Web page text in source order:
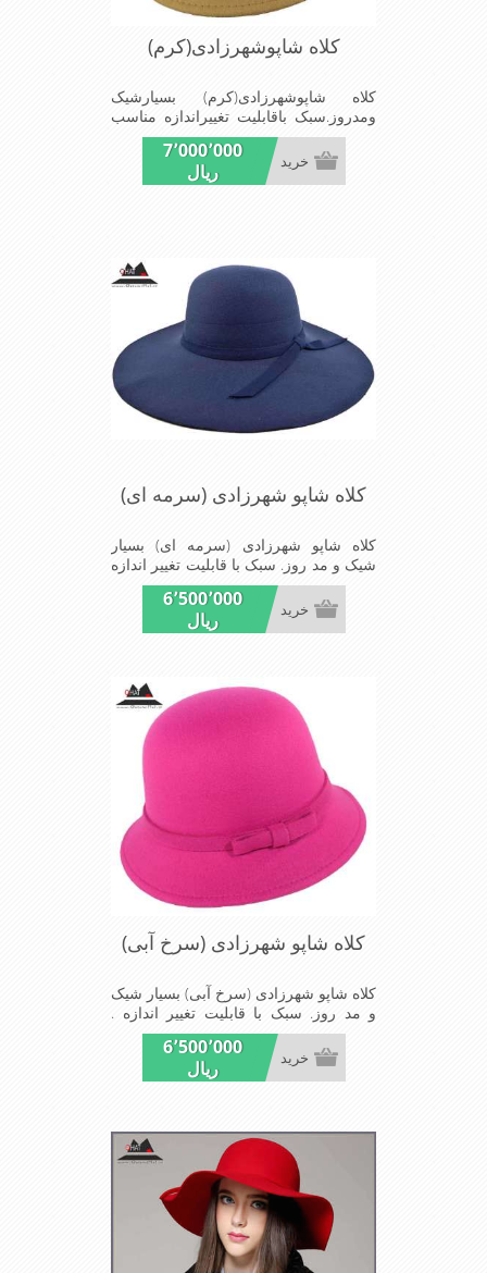
کلاه شاپوشهرزادی(کرم)
کلاه شاپوشهرزادی(کرم) بسیارشیک
ومدروز.سبک باقابلیت تغییراندازه مناسب
میهمانی ها ومجالس
7٬000٬000
ریال
خرید
کلاه شاپو شهرزادی (سرمه ای)
کلاه شاپو شهرزادی (سرمه ای) بسیار
شیک و مد روز. سبک با قابلیت تغییر اندازه
. مناسب میهمانی ها و مجالس
6٬500٬000
ریال
خرید
کلاه شاپو شهرزادی (سرخ آبی)
کلاه شاپو شهرزادی (سرخ آبی) بسیار شیک
و مد روز. سبک با قابلیت تغییر اندازه .
مناسب میهمانی ها و مجالس
6٬500٬000
ریال
خرید